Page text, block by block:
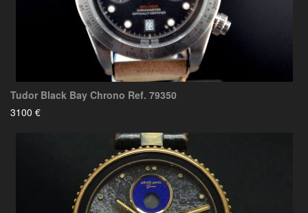
Tudor Black Bay Chrono Ref. 79350
3100 €